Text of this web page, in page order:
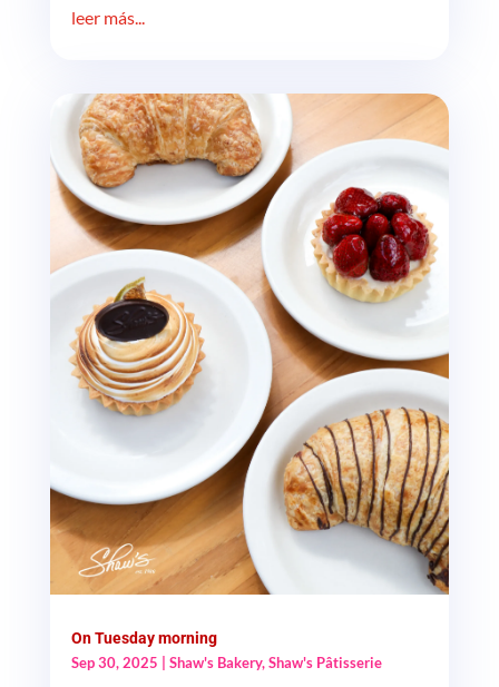
leer más...
On Tuesday morning
Sep 30, 2025
Shaw's Bakery,Shaw's Pâtisserie